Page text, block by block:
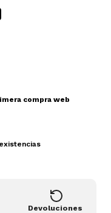
compra web
Devoluciones